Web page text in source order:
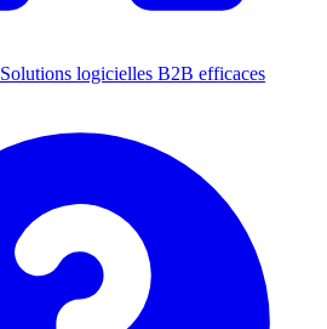
Solutions logicielles B2B efficaces